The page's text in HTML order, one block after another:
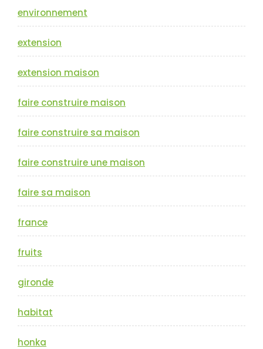
environnement
extension
extension maison
faire construire maison
faire construire sa maison
faire construire une maison
faire sa maison
france
fruits
gironde
habitat
honka